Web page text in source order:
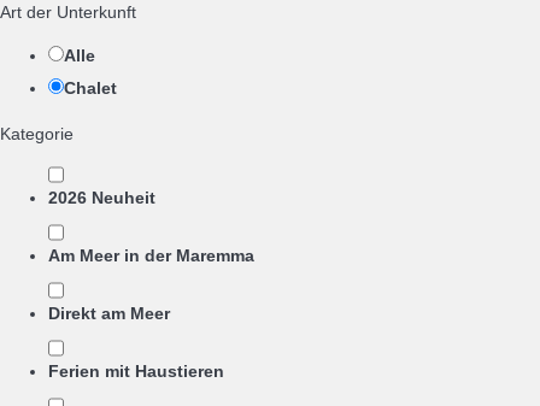
Art der Unterkunft
Alle
Chalet
Kategorie
2026 Neuheit
Am Meer in der Maremma
Direkt am Meer
Ferien mit Haustieren